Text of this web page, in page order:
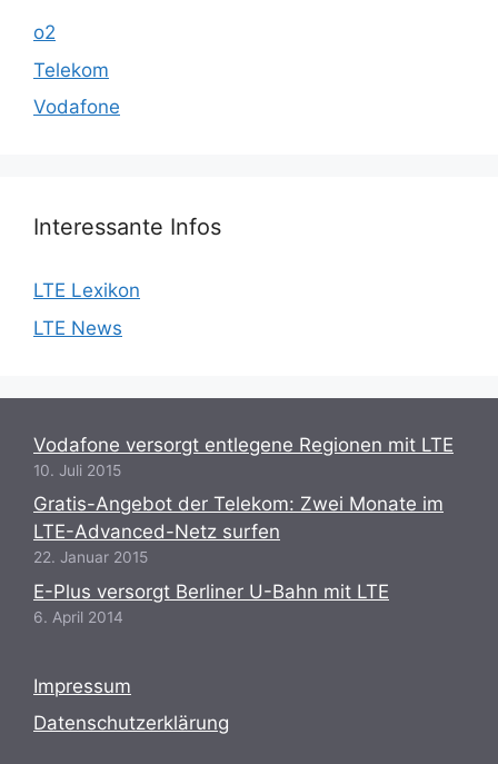
o2
Telekom
Vodafone
Interessante Infos
LTE Lexikon
LTE News
Vodafone versorgt entlegene Regionen mit LTE
10. Juli 2015
Gratis-Angebot der Telekom: Zwei Monate im
LTE-Advanced-Netz surfen
22. Januar 2015
E-Plus versorgt Berliner U-Bahn mit LTE
6. April 2014
Impressum
Datenschutzerklärung